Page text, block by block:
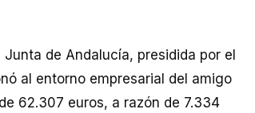
de Andalucía, presidida por el
al entorno empresarial del amigo
62.307 euros, a razón de 7.334